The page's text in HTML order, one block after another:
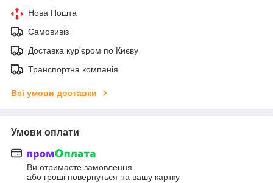
Нова Пошта
Самовивіз
Доставка кур'єром по Києву
Транспортна компанія
Всі умови доставки
Умови оплати
Ви отримаєте замовлення
або гроші повернуться на вашу картку